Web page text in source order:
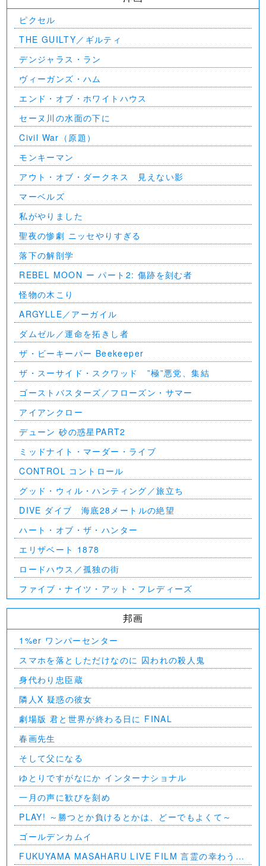
ピクセル
THE GUILTY／ギルティ
デンジャラス・ラン
ヴィーガンズ・ハム
エンド・オブ・ホワイトハウス
セーヌ川の水面の下に
Civil War（原題）
モンキーマン
アウト・オブ・ダークネス 見えない影
マーベルズ
私がやりました
聖夜の惨劇 ニッセやりすぎる
落下の解剖学
REBEL MOON ー パート2: 傷跡を刻む者
怪物の木こり
ARGYLLE／アーガイル
ダムゼル／運命を拓きし者
ザ・ビーキーパー Beekeeper
ザ・スーサイド・スクワッド ”極”悪党、集結
ゴーストバスターズ／フローズン・サマー
アイアンクロー
デューン 砂の惑星PART2
ミッドナイト・マーダー・ライブ
CONTROL コントロール
グッド・ウィル・ハンティング／旅立ち
DIVE ダイブ 海底28メートルの絶望
ハート・オブ・ザ・ハンター
エリザベート 1878
ロードハウス／孤独の街
ファイブ・ナイツ・アット・フレディーズ
邦画
1%er ワンパーセンター
スマホを落としただけなのに 囚われの殺人鬼
身代わり忠臣蔵
隣人X 疑惑の彼女
劇場版 君と世界が終わる日に FINAL
春画先生
そして父になる
ゆとりですがなにか インターナショナル
一月の声に歓びを刻め
PLAY! ～勝つとか負けるとかは、どーでもよくて～
ゴールデンカムイ
FUKUYAMA MASAHARU LIVE FILM 言霊の幸わう夏